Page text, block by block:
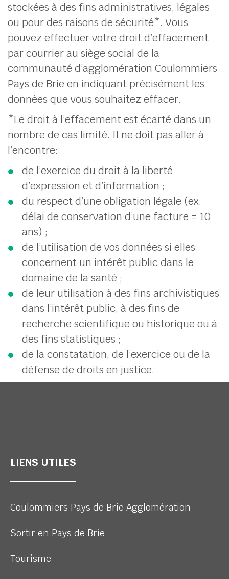
stockées à des fins administratives, légales
ou pour des raisons de sécurité*. Vous
pouvez effectuer votre droit d’effacement
par courrier au siège social de la
communauté d’agglomération Coulommiers
Pays de Brie en indiquant précisément les
données que vous souhaitez effacer.
*Le droit à l’effacement est écarté dans un
nombre de cas limité. Il ne doit pas aller à
l’encontre:
de l’exercice du droit à la liberté
d’expression et d’information ;
du respect d’une obligation légale (ex.
délai de conservation d’une facture = 10
ans) ;
de l’utilisation de vos données si elles
concernent un intérêt public dans le
domaine de la santé ;
de leur utilisation à des fins archivistiques
dans l’intérêt public, à des fins de
recherche scientifique ou historique ou à
des fins statistiques ;
de la constatation, de l’exercice ou de la
défense de droits en justice.
LIENS UTILES
Coulommiers Pays de Brie Agglomération
Sortir en Pays de Brie
Tourisme